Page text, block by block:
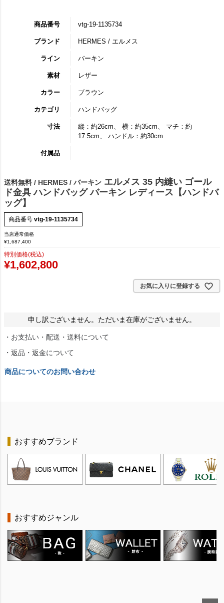
商品番号 vtg-19-1135734
ブランド HERMES / エルメス
ライン バーキン
素材 レザー
カラー ブラウン
カテゴリ ハンドバッグ
寸法
縦：約26cm、 横：約35cm、 マチ：約
17.5cm、 ハンドル：約30cm
付属品
送料無料 / HERMES / バーキン エルメス 35 内縫い ゴール
ド金具 ハンドバッグ バーキン レディース【ハンドバ
ッグ】
商品番号 vtg-19-1135734
当店通常価格
¥1,687,400
特別価格(税込)
¥1,602,800
お気に入りに登録する
申し訳ございません。ただいま在庫がございません。
・お支払い・配送・送料について
・返品・返金について
商品についてのお問い合わせ
おすすめブランド
おすすめジャンル